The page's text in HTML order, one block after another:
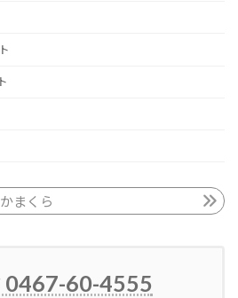
まくら
0467-60-4555